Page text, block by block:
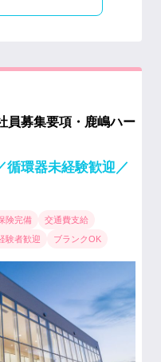
員募集要項・鹿嶋ハー
循環器未経験歓迎／
険完備
交通費支給
験者歓迎 ブランクOK